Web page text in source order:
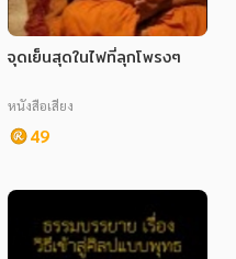
จุดเย็นสุดในไฟที่ลุกโพรงๆ
หนังสือเสียง
49